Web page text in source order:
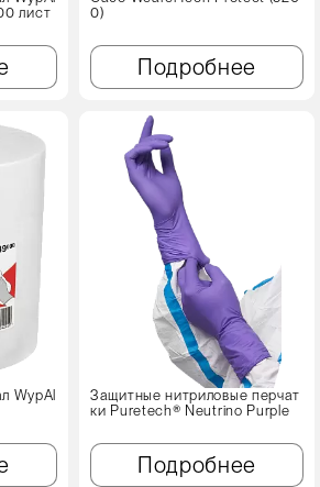
лист
0)
Подробнее
WypAl
Защитные нитриловые перчат
ки Puretech® Neutrino Purple
Подробнее